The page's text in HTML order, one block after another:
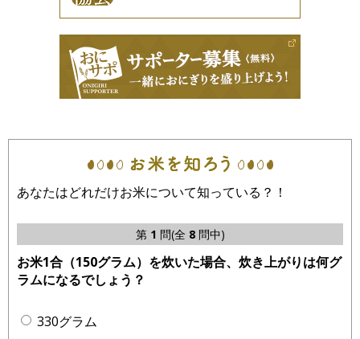
あなたはどれだけお米について知っている？！
第 1 問(全 8問中)
お米1合（150グラム）を炊いた場合、炊き上がりは何グ
ラムになるでしょう？
330グラム